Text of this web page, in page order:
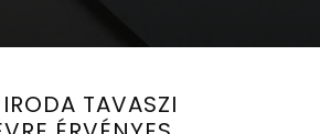
TAVASZI